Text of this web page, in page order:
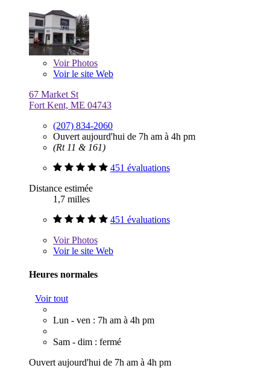
VoirPhotos
Voir le site Web
67 Market St
Fort Kent, ME 04743
(207) 834-2060
Ouvert aujourd'hui de 7h am à 4h pm
(Rt 11 & 161)
451 évaluations
Distance estimée
1,7 milles
451 évaluations
VoirPhotos
Voir le site Web
Heures normales
Voir tout
Lun - ven : 7h am à 4h pm
Sam - dim : fermé
Ouvert aujourd'hui de 7h am à 4h pm